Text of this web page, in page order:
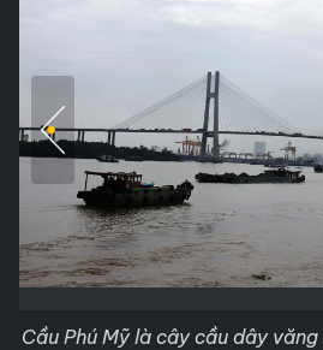
Cầu Phú Mỹ là cây cầu dây